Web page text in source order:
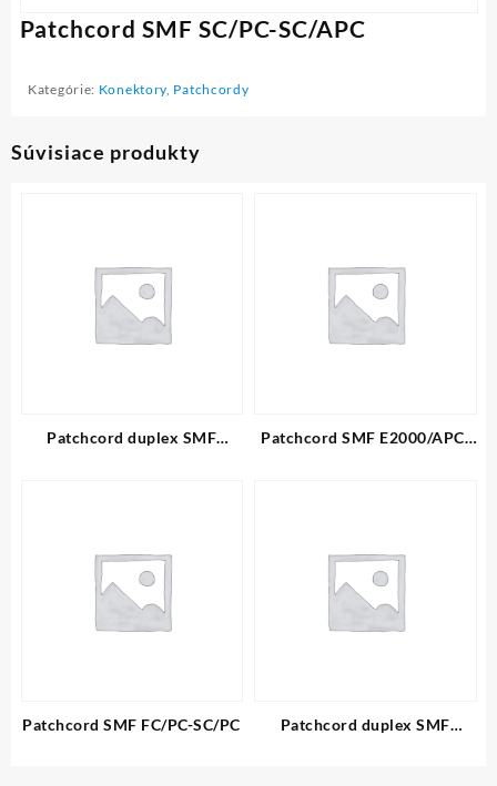
Patchcord SMF SC/PC-SC/APC
Kategórie: Konektory, Patchcordy
Súvisiace produkty
Patchcord duplex SMF
Patchcord SMF E2000/APC-
Patchcord SMF FC/PC-SC/PC
Patchcord duplex SMF